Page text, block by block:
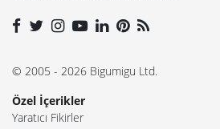
© 2005 - 2026 Bigumigu Ltd.
Özel İçerikler
Yaratıcı Fikirler